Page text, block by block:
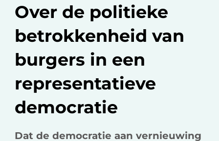
b
o
o
k
I
n
Over de politieke
betrokkenheid van
burgers in een
representatieve
democratie
Dat de democratie aan vernieuwing